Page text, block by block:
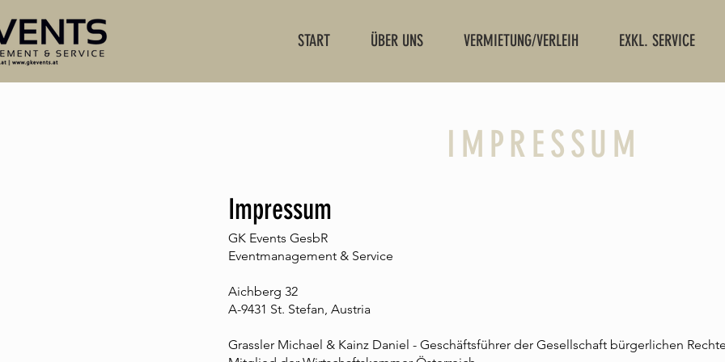
START ÜBER UNS VERMIETUNG/VERLEIH EXKL. SERVICE
IMPRESSUM
Impressum
GK Events GesbR
Eventmanagement & Service
Aichberg 32
A-9431 St. Stefan, Austria
Grassler Michael & Kainz Daniel - Geschäftsführer der Gesellschaft bürgerlichen